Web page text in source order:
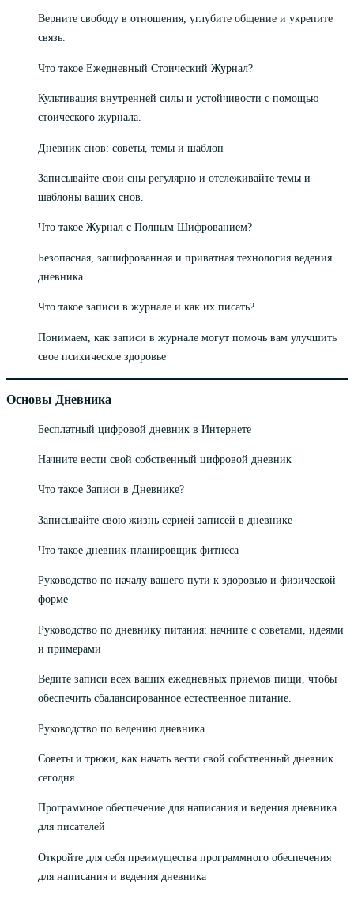
Верните свободу в отношения, углубите общение и укрепите
связь.
Что такое Ежедневный Стоический Журнал?
Культивация внутренней силы и устойчивости с помощью
стоического журнала.
Дневник снов: советы, темы и шаблон
Записывайте свои сны регулярно и отслеживайте темы и
шаблоны ваших снов.
Что такое Журнал с Полным Шифрованием?
Безопасная, зашифрованная и приватная технология ведения
дневника.
Что такое записи в журнале и как их писать?
Понимаем, как записи в журнале могут помочь вам улучшить
свое психическое здоровье
Основы Дневника
Бесплатный цифровой дневник в Интернете
Начните вести свой собственный цифровой дневник
Что такое Записи в Дневнике?
Записывайте свою жизнь серией записей в дневнике
Что такое дневник-планировщик фитнеса
Руководство по началу вашего пути к здоровью и физической
форме
Руководство по дневнику питания: начните с советами, идеями
и примерами
Ведите записи всех ваших ежедневных приемов пищи, чтобы
обеспечить сбалансированное естественное питание.
Руководство по ведению дневника
Советы и трюки, как начать вести свой собственный дневник
сегодня
Программное обеспечение для написания и ведения дневника
для писателей
Откройте для себя преимущества программного обеспечения
для написания и ведения дневника